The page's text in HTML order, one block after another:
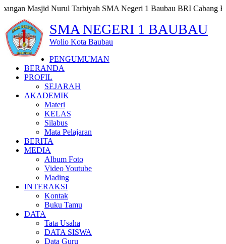
Tarbiyah SMA Negeri 1 Baubau BRI Cabang Baubau Nomor
SMA NEGERI 1 BAUBAU
Wolio Kota Baubau
PENGUMUMAN
BERANDA
PROFIL
SEJARAH
AKADEMIK
Materi
KELAS
Silabus
Mata Pelajaran
BERITA
MEDIA
Album Foto
Video Youtube
Mading
INTERAKSI
Kontak
Buku Tamu
DATA
Tata Usaha
DATA SISWA
Data Guru